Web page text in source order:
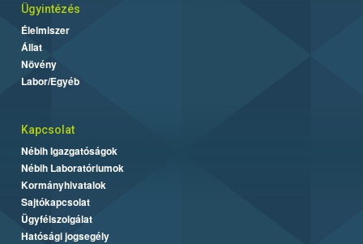
Ügyintézés
Élelmiszer
Állat
Növény
Labor/Egyéb
Kapcsolat
Nébih Igazgatóságok
Nébih Laboratóriumok
Kormányhivatalok
Sajtókapcsolat
Ügyfélszolgálat
Hatósági jogsegély